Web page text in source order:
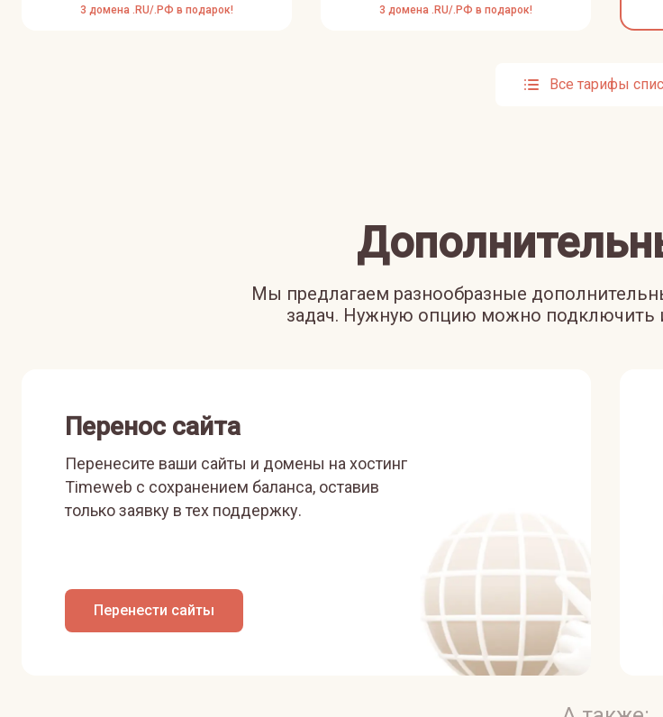
3 домена .RU/.РФ в подарок! 3 домена .RU/.РФ в подарок!
Все тарифы
Мы предлагаем разнообразные
задач. Нужную опцию можно подключить
Перенос сайта
Перенесите ваши сайты и домены на хостинг
Timeweb с сохранением баланса, оставив
только заявку в тех поддержку.
Перенести сайты